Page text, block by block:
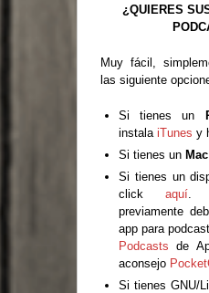
¿QUIERES
Muy fácil,
las siguiente
Si tienes un
instala iTunes y
Si tienes un Mac
Si tienes un
click aquí.
previamente
app para
Podcasts de
aconsejo
Si tienes GNU/